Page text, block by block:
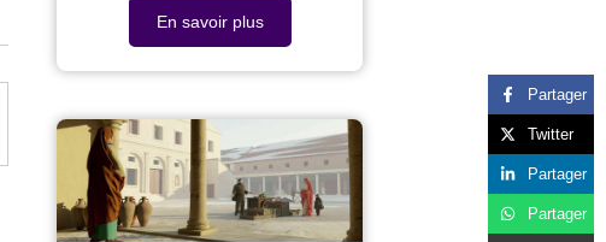
Partager
Twitter
Partager
Partager
En savoir plus